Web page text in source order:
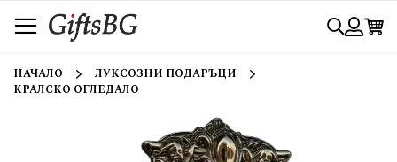
към
съдържанието
Търси
НАЧАЛО
ЛУКСОЗНИ ПОДАРЪЦИ
КРАЛСКО ОГЛЕДАЛО